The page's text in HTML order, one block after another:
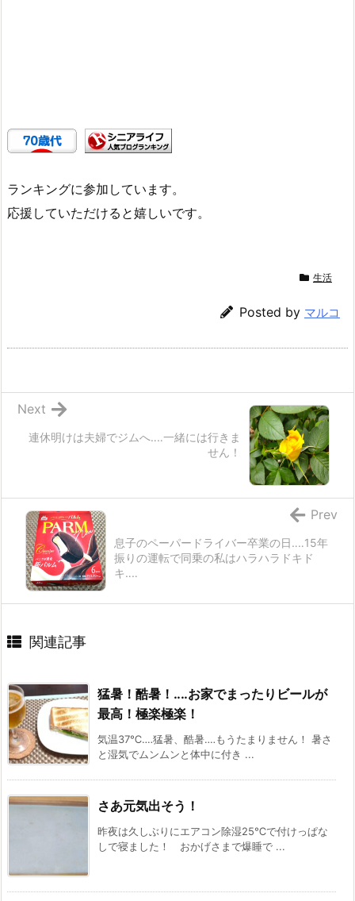
ランキングに参加しています。
応援していただけると嬉しいです。
生活
Posted by マルコ
連休明けは夫婦でジムへ‥‥一緒には行きま
せん！
Next
息子のペーパードライバー卒業の日‥‥15年
振りの運転で同乗の私はハラハラドキド
キ‥‥
Prev
関連記事
猛暑！酷暑！‥‥お家でまったりビールが
最高！極楽極楽！
気温37℃‥‥猛暑、酷暑‥‥もうたまりません！ 暑さ
と湿気でムンムンと体中に付き ...
さあ元気出そう！
昨夜は久しぶりにエアコン除湿25℃で付けっぱな
しで寝ました！ おかげさまで爆睡で ...